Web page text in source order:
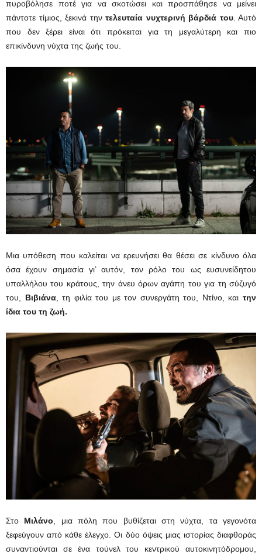
πυροβόλησε ποτέ για να σκοτώσει και προσπάθησε να μείνει
πάντοτε τίμιος, ξεκινά την τελευταία νυχτερινή βάρδιά του. Αυτό
που δεν ξέρει είναι ότι πρόκειται για τη μεγαλύτερη και πιο
επικίνδυνη νύχτα της ζωής του.
Μια υπόθεση που καλείται να ερευνήσει θα θέσει σε κίνδυνο όλα
όσα έχουν σημασία γι’ αυτόν, τον ρόλο του ως ευσυνείδητου
υπαλλήλου του κράτους, την άνευ όρων αγάπη του για τη σύζυγό
του, Βιβιάνα, τη φιλία του με τον συνεργάτη του, Ντίνο, καιτην
ίδια του τη ζωή.
Στο Μιλάνο , μια πόλη που βυθίζεται στη νύχτα, τα γεγονότα
ξεφεύγουν από κάθε έλεγχο. Οι δύο όψεις μιας ιστορίας διαφθοράς
συναντιούνται σε ένα τούνελ του κεντρικού αυτοκινητόδρομου,